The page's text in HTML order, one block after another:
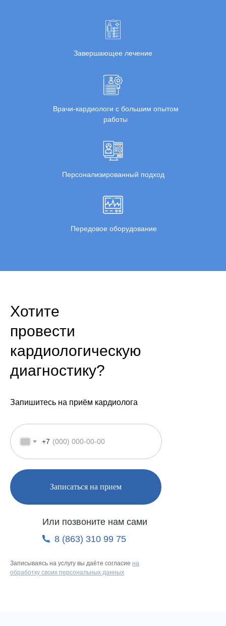
Завершающее лечение
Передовое оборудование
Персонализированный подход
Врачи-кардиологи с большим опытом
работы
Хотите
провести
кардиологическую
диагностику?
Запишитесь на приём кардиолога
+7
Записаться на прием
Или позвоните нам сами
8 (863) 310 99 75
Записываясь на услугу вы даёте согласие на
обработку своих персональных данных